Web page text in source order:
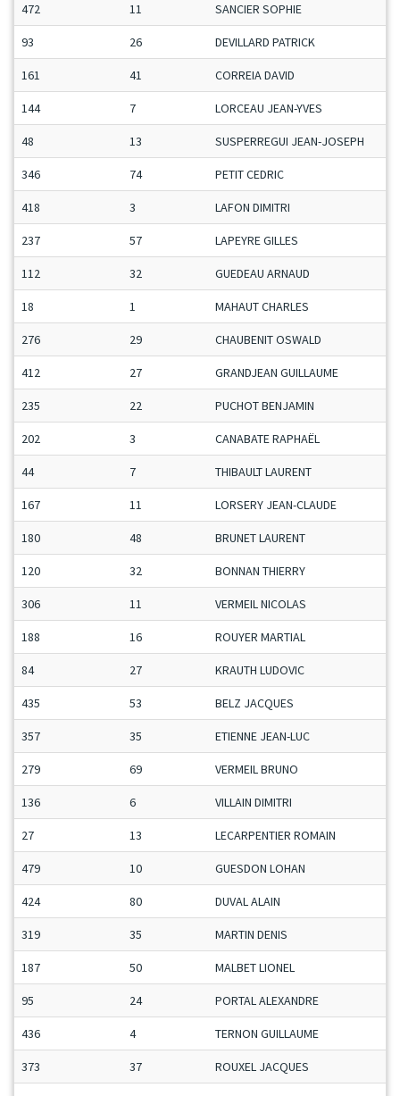
472 11 SANCIER SOPHIE
93 26 DEVILLARD PATRICK
161 41 CORREIA DAVID
144 7 LORCEAU JEAN-YVES
48 13 SUSPERREGUI JEAN-JOSEPH
346 74 PETIT CEDRIC
418 3 LAFON DIMITRI
237 57 LAPEYRE GILLES
112 32 GUEDEAU ARNAUD
18 1 MAHAUT CHARLES
276 29 CHAUBENIT OSWALD
412 27 GRANDJEAN GUILLAUME
235 22 PUCHOT BENJAMIN
202 3 CANABATE RAPHAËL
44 7 THIBAULT LAURENT
167 11 LORSERY JEAN-CLAUDE
180 48 BRUNET LAURENT
120 32 BONNAN THIERRY
306 11 VERMEIL NICOLAS
188 16 ROUYER MARTIAL
84 27 KRAUTH LUDOVIC
435 53 BELZ JACQUES
357 35 ETIENNE JEAN-LUC
279 69 VERMEIL BRUNO
136 6 VILLAIN DIMITRI
27 13 LECARPENTIER ROMAIN
479 10 GUESDON LOHAN
424 80 DUVAL ALAIN
319 35 MARTIN DENIS
187 50 MALBET LIONEL
95 24 PORTAL ALEXANDRE
436 4 TERNON GUILLAUME
373 37 ROUXEL JACQUES